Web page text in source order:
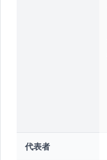
代表者